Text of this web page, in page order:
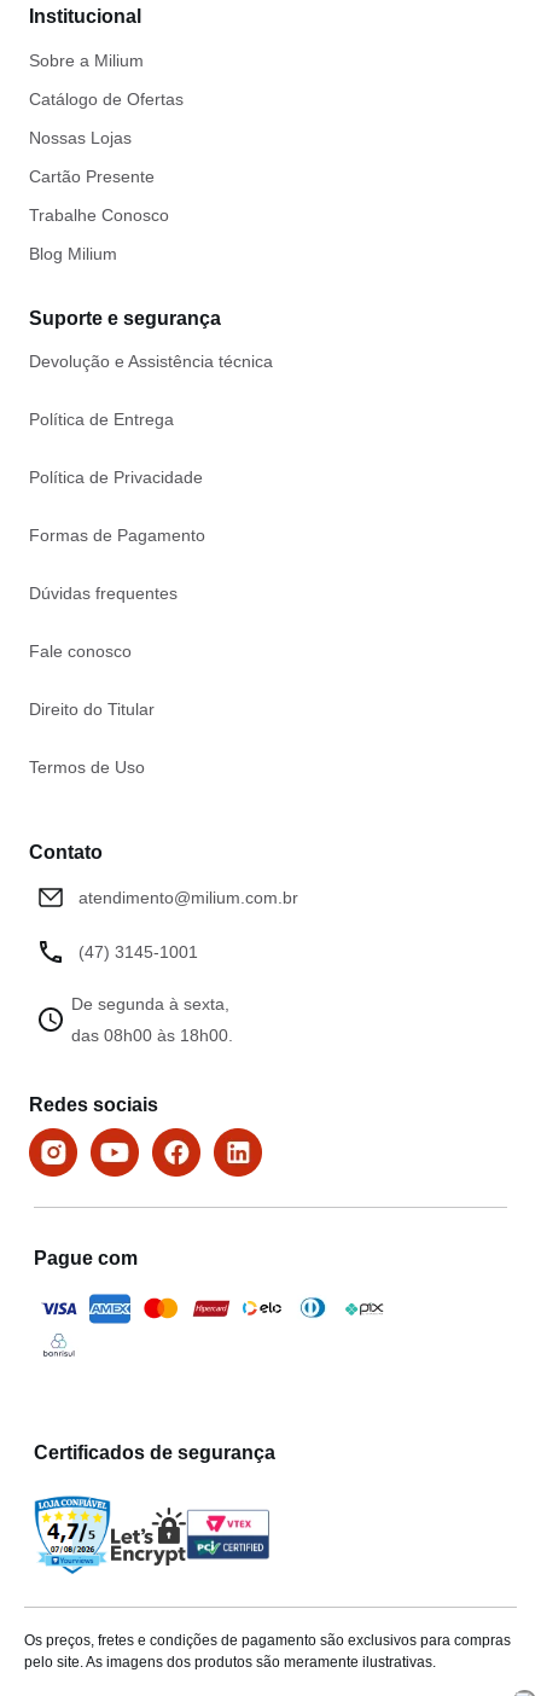
Institucional
Sobre a Milium
Catálogo de Ofertas
Nossas Lojas
Cartão Presente
Trabalhe Conosco
Blog Milium
Suporte e segurança
Devolução e Assistência técnica
Política de Entrega
Política de Privacidade
Formas de Pagamento
Dúvidas frequentes
Fale conosco
Direito do Titular
Termos de Uso
Contato
atendimento@milium.com.br
(47) 3145-1001
De segunda à sexta,
das 08h00 às 18h00.
Redes sociais
Pague com
Certificados de segurança
Os preços, fretes e condições de pagamento são exclusivos para compras
pelo site. As imagens dos produtos são meramente ilustrativas.